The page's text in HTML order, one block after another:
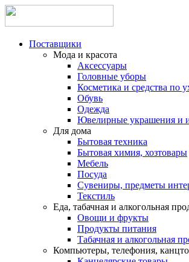
Поставщики
Мода и красота
Аксессуары
Головные уборы
Косметика и средства по
Обувь
Одежда
Ювелирные украшения и
Для дома
Бытовая техника
Бытовая химия, хозтовары
Мебель
Посуда
Сувениры, предметы
Текстиль
Еда, табачная и алкогольная
Овощи и фрукты
Продукты питания
Табачная и алкогольная
Компьютеры, телефония,